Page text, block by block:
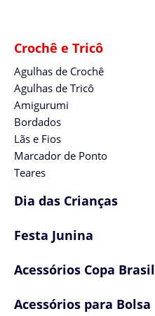
Crochê e Tricô
Agulhas de Crochê
Agulhas de Tricô
Amigurumi
Bordados
Lãs e Fios
Marcador de Ponto
Teares
Dia das Crianças
Festa Junina
Acessórios Copa Brasil
Acessórios para Bolsa